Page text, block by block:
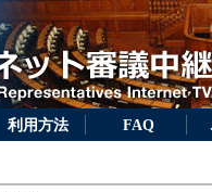
利用方法 FAQ